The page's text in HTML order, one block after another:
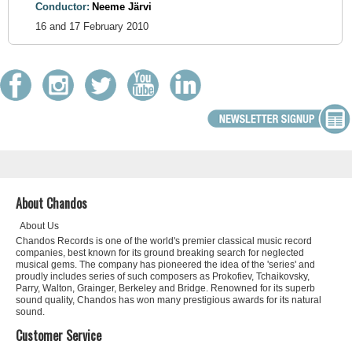
Conductor: Neeme Järvi
16 and 17 February 2010
About Chandos
About Us
Chandos Records is one of the world's premier classical music record
companies, best known for its ground breaking search for neglected
musical gems. The company has pioneered the idea of the 'series' and
proudly includes series of such composers as Prokofiev, Tchaikovsky,
Parry, Walton, Grainger, Berkeley and Bridge. Renowned for its superb
sound quality, Chandos has won many prestigious awards for its natural
sound.
Customer Service